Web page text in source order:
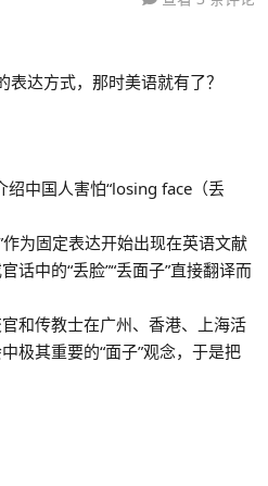
表达方式，那时美语就有了？
中国人害怕“losing face（丢
为固定表达开始出现在英语文献
话中的“丢脸”“丢面子”直接翻译而
和传教士在广州、香港、上海活
极其重要的“面子”观念，于是把